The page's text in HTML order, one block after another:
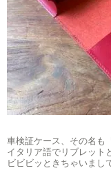
車検証ケース、その名も
イタリア語でリブレット
ビビビッときちゃいまし